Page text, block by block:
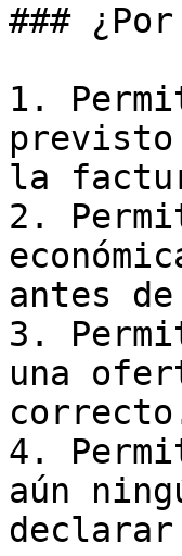
###
1.
la
2.
antes
3.
una
4.
aún
declarar